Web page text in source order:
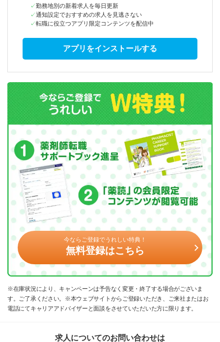
勤務地別の新着求人を毎日更新
通知設定でおすすめの求人を見逃さない
転職に役立つアプリ限定コンテンツを配信中
アプリをインストールする
今ならご登録でうれしい特典！
無料登録はこちら
※在庫状況により、キャンペーンは予告なく変更・終了する場合がございま
す。ご了承ください。※本ウェブサイトからご登録いただき、ご来社またはお
電話にてキャリアアドバイザーと面談をさせていただいた方に限ります。
求人についてのお問い合わせは